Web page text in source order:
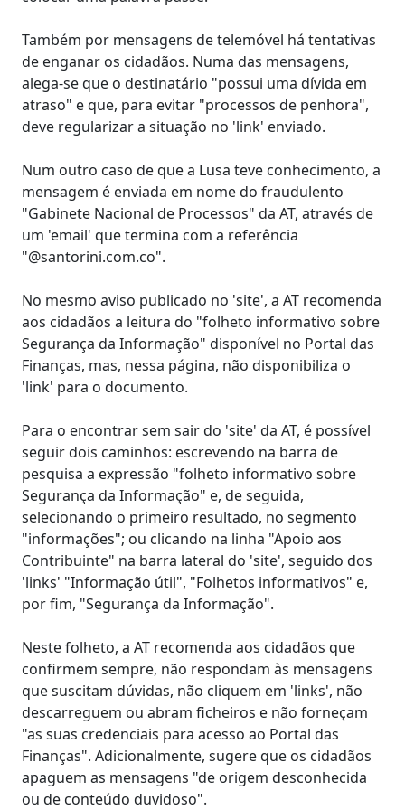
Também por mensagens de telemóvel há tentativas
de enganar os cidadãos. Numa das mensagens,
alega-se que o destinatário "possui uma dívida em
atraso" e que, para evitar "processos de penhora",
deve regularizar a situação no 'link' enviado.
Num outro caso de que a Lusa teve conhecimento, a
mensagem é enviada em nome do fraudulento
"Gabinete Nacional de Processos" da AT, através de
um 'email' que termina com a referência
"@santorini.com.co".
No mesmo aviso publicado no 'site', a AT recomenda
aos cidadãos a leitura do "folheto informativo sobre
Segurança da Informação" disponível no Portal das
Finanças, mas, nessa página, não disponibiliza o
'link' para o documento.
Para o encontrar sem sair do 'site' da AT, é possível
seguir dois caminhos: escrevendo na barra de
pesquisa a expressão "folheto informativo sobre
Segurança da Informação" e, de seguida,
selecionando o primeiro resultado, no segmento
"informações"; ou clicando na linha "Apoio aos
Contribuinte" na barra lateral do 'site', seguido dos
'links' "Informação útil", "Folhetos informativos" e,
por fim, "Segurança da Informação".
Neste folheto, a AT recomenda aos cidadãos que
confirmem sempre, não respondam às mensagens
que suscitam dúvidas, não cliquem em 'links', não
descarreguem ou abram ficheiros e não forneçam
"as suas credenciais para acesso ao Portal das
Finanças". Adicionalmente, sugere que os cidadãos
apaguem as mensagens "de origem desconhecida
ou de conteúdo duvidoso".